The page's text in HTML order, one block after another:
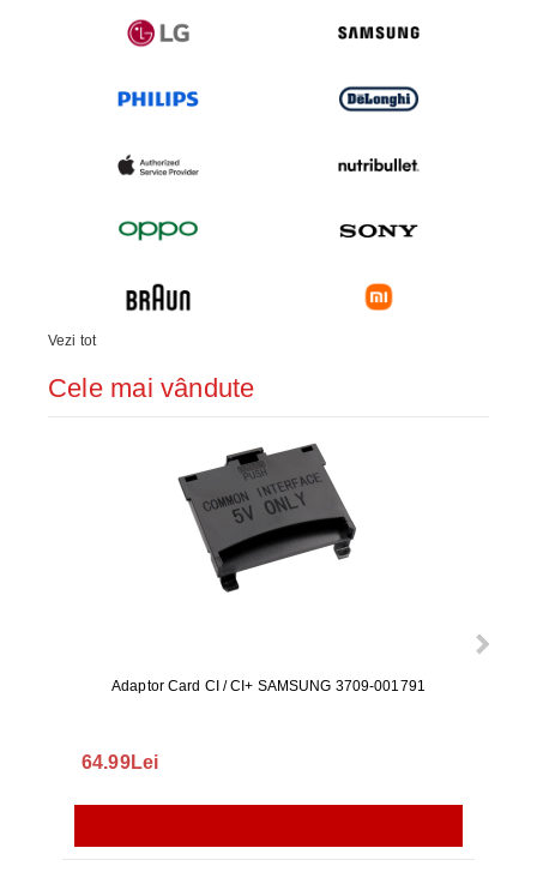
Vezi tot
Cele mai vândute
Adaptor Card CI / CI+ SAMSUNG 3709-001791
64.99Lei